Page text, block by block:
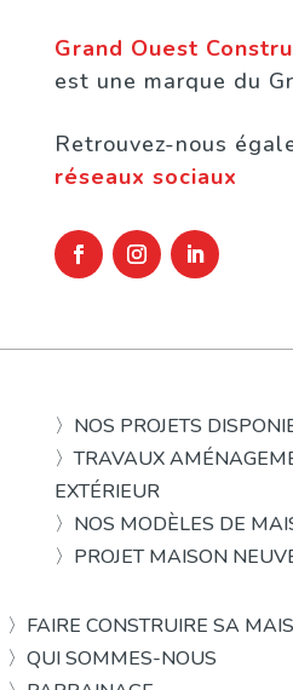
Grand Ouest
est une marque du
Retrouvez-nous
réseaux sociaux
〉NOS PROJETS
〉TRAVAUX
EXTÉRIEUR
〉NOS MODÈLES DE
〉PROJET MAISON
〉FAIRE CONSTRUIRE SA
〉QUI SOMMES-NOUS